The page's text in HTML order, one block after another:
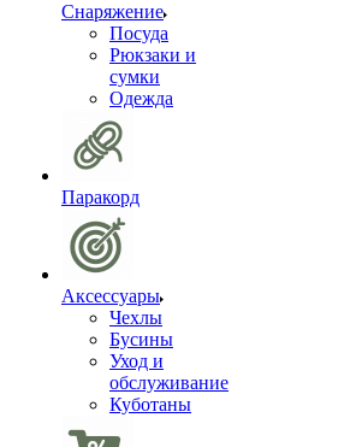
Снаряжение
Посуда
Рюкзаки и
сумки
Одежда
Паракорд
Аксессуары
Чехлы
Бусины
Уход и
обслуживание
Куботаны